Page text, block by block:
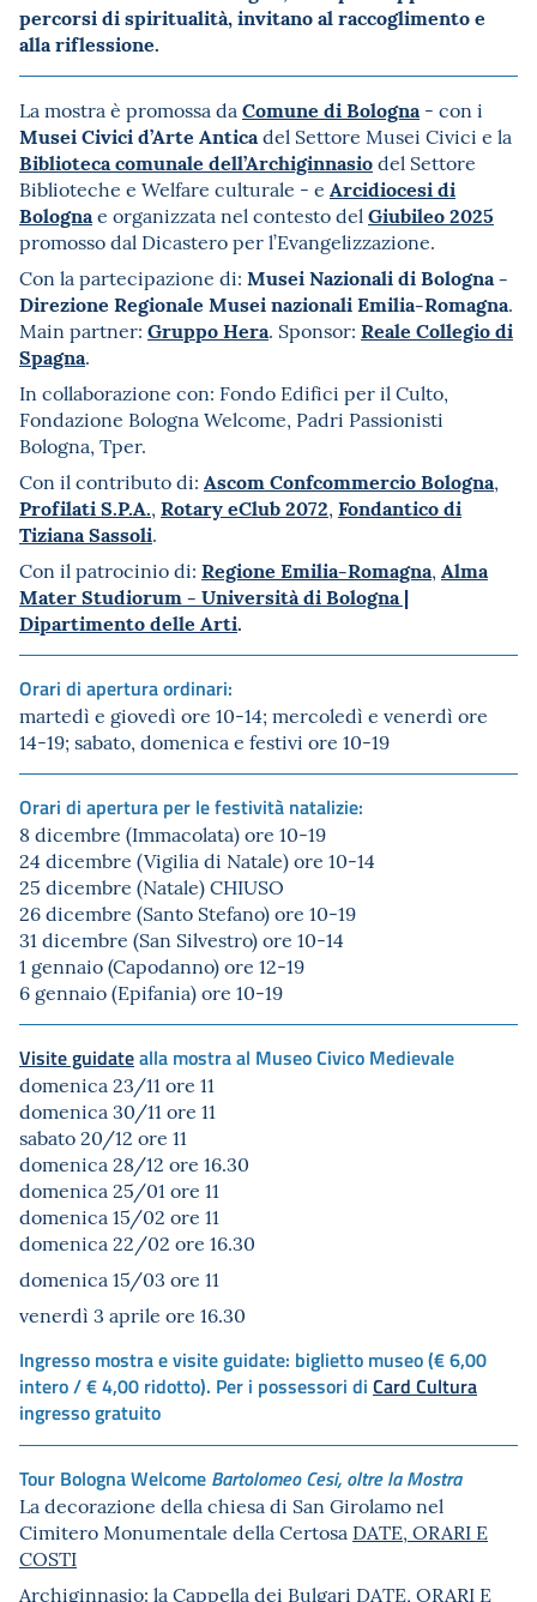
percorsi di spiritualità, invitano al raccoglimento e
alla riflessione.
La mostra è promossa daComune di Bologna- con i
Musei Civici d’Arte Anticadel Settore Musei Civici e la
Biblioteca comunale dell’Archiginnasiodel Settore
Biblioteche e Welfare culturale - e Arcidiocesi di
Bolognae organizzata nel contesto delGiubileo 2025
promosso dal Dicastero per l’Evangelizzazione.
Con la partecipazione di: Musei Nazionali di Bologna -
Direzione Regionale Musei nazionali Emilia-Romagna.
Main partner: Gruppo Hera. Sponsor: Reale Collegio di
Spagna.
In collaborazione con: Fondo Edifici per il Culto,
Fondazione Bologna Welcome, Padri Passionisti
Bologna, Tper.
Con il contributo di: Ascom Confcommercio Bologna,
Profilati S.P.A., Rotary eClub 2072, Fondantico di
Tiziana Sassoli.
Con il patrocinio di: Regione Emilia-Romagna, Alma
Mater Studiorum - Università di Bologna |
Dipartimento delle Arti.
Orari di apertura ordinari:
martedì e giovedì ore 10-14; mercoledì e venerdì ore
14-19; sabato, domenica e festivi ore 10-19
Orari di apertura per le festività natalizie:
8 dicembre (Immacolata) ore 10-19
24 dicembre (Vigilia di Natale) ore 10-14
25 dicembre (Natale) CHIUSO
26 dicembre (Santo Stefano) ore 10-19
31 dicembre (San Silvestro) ore 10-14
1 gennaio (Capodanno) ore 12-19
6 gennaio (Epifania) ore 10-19
Visite guidatealla mostra al Museo Civico Medievale
domenica 23/11 ore 11
domenica 30/11 ore 11
sabato 20/12 ore 11
domenica 28/12 ore 16.30
domenica 25/01 ore 11
domenica 15/02 ore 11
domenica 22/02 ore 16.30
domenica 15/03 ore 11
venerdì 3 aprile ore 16.30
Ingresso mostra e visite guidate: biglietto museo (€ 6,00
intero / € 4,00 ridotto). Per i possessori di Card Cultura
ingresso gratuito
Tour Bologna Welcome Bartolomeo Cesi, oltre la Mostra
La decorazione della chiesa di San Girolamo nel
Cimitero Monumentale della Certosa DATE, ORARI E
COSTI
Archiginnasio: la Cappella dei Bulgari DATE, ORARI E